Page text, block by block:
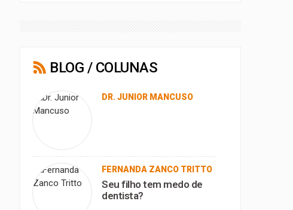
BLOG / COLUNAS
DR. JUNIOR MANCUSO
FERNANDA ZANCO TRITTO
Seu filho tem medo de
dentista?